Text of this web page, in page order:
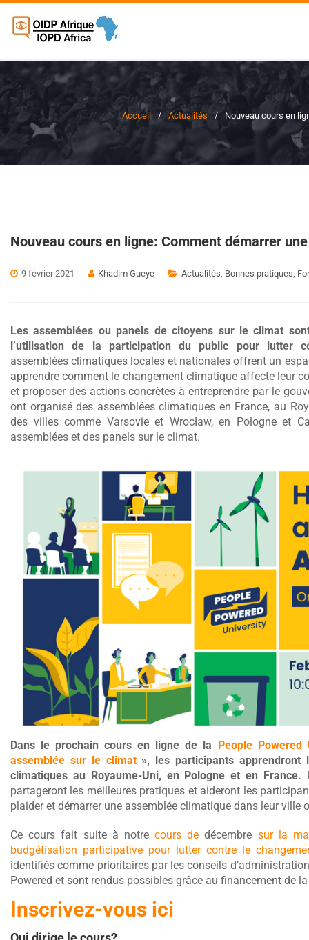
Accueil Actualités Nouveau cours en
Nouveau cours en ligne: Comment démarrer
9 février 2021 Khadim Gueye Actualités, Bonnes pratiques,
Les assemblées ou panels de citoyens sur le climat
l’utilisation de la participation du public pour lutter
assemblées climatiques locales et nationales offrent un
apprendre comment le changement climatique affecte leur
et proposer des actions concrètes à entreprendre par le
ont organisé des assemblées climatiques en France, au
des villes comme Varsovie et Wrocław, en Pologne et
assemblées et des panels sur le climat.
Dans le prochain cours en ligne de la People Powered
assemblée sur le climat», les participants apprendront
climatiques au Royaume-Uni, en Pologne et en France.
partageront les meilleures pratiques et aideront les
plaider et démarrer une assemblée climatique dans leur ville
Ce cours fait suite à notrecours de décembre sur la
budgétisation participative pour lutter contre le
identifiés comme prioritaires par les conseils
Powered et sont rendus possibles grâce au financement de
Inscrivez-vous ici